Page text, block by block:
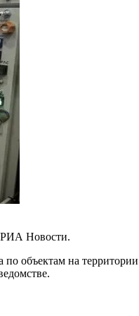
Новости.
по объектам на